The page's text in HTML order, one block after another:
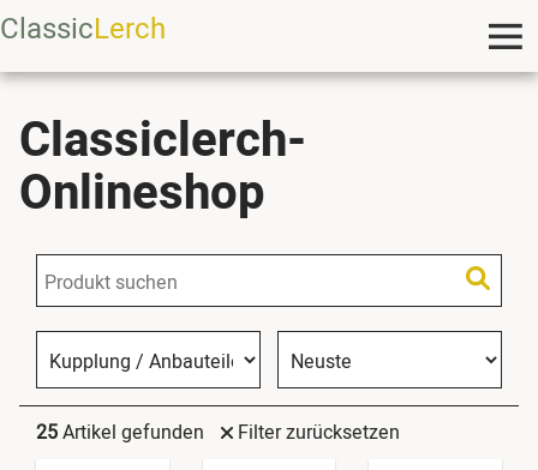
ClassicLerch
Classiclerch-
Onlineshop
25Artikel gefunden
Filter zurücksetzen